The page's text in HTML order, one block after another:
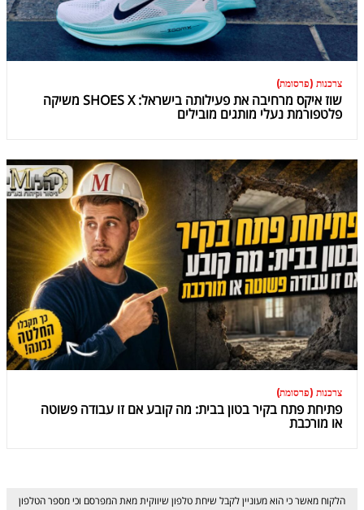
צרכנות (פרסומת)
שוז איקס מרחיבה את פעילותה בישראל: SHOES X משיקה
פלטפורמת נעלי מותגים מובילים
צרכנות (פרסומת)
פתיחת פתח בקיר בטון בבית: מה קובע אם זו עבודה פשוטה
או מורכבת
הלקוח מאשר כי הוא מעוניין לקבל שיחת טלפון שיווקית מאת המפרסם וכי מספר הטלפון